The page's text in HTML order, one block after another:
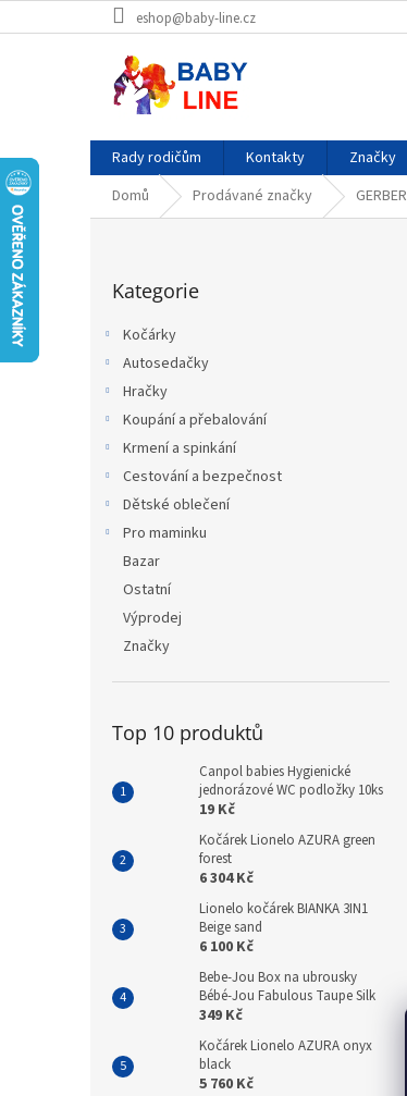
na
eshop@baby-line.cz
Rady rodičům Kontakty
Značky
Domů
Prodávané značky GERBER
kategorie
Kategorie
Kočárky
Autosedačky
Hračky
Koupání a přebalování
Krmení a spinkání
Cestování a bezpečnost
Dětské oblečení
Pro maminku
Bazar
Ostatní
Výprodej
Značky
Top 10 produktů
Canpol babies Hygienické
jednorázové WC podložky 10ks
19 Kč
Kočárek Lionelo AZURA green
forest
6 304 Kč
Lionelo kočárek BIANKA 3IN1
Beige sand
6 100 Kč
Bebe-Jou Box na ubrousky
Bébé-Jou Fabulous Taupe Silk
349 Kč
Kočárek Lionelo AZURA onyx
black
5 760 Kč